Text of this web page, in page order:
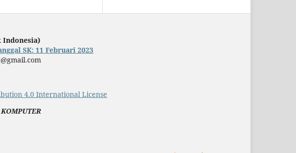
Indonesia)
SK: 11 Februari 2023
4.0 International License